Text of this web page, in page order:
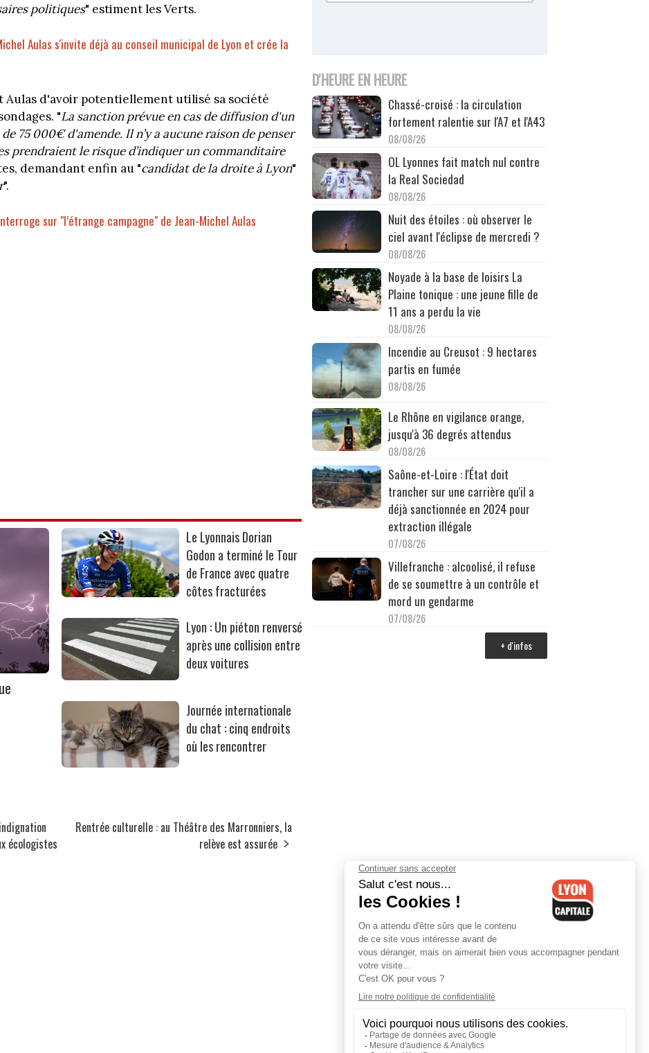
politiques" estiment les Verts.
Aulas s'invite déjà au conseil municipal de Lyon et crée la
d'avoir potentiellement utilisé sa société
"La sanction prévue en cas de diffusion d'un
75 000€ d'amende. Il n’y a aucune raison de penser
prendraient le risque d’indiquer un commanditaire
demandant enfin au "candidat de la droite à Lyon"
".
sur "l’étrange campagne" de Jean-Michel Aulas
Le Lyonnais Dorian
Godon a terminé le Tour
de France avec quatre
côtes fracturées
Lyon : Un piéton renversé
après une collision entre
deux voitures
Journée internationale
du chat : cinq endroits
où les rencontrer
écologistes
Rentrée culturelle : au Théâtre des Marronniers, la
relève est assurée
D'HEURE EN HEURE
Chassé-croisé : la circulation
fortement ralentie sur l'A7 et l'A43
08/08/26
OL Lyonnes fait match nul contre
la Real Sociedad
08/08/26
Nuit des étoiles : où observer le
ciel avant l'éclipse de mercredi ?
08/08/26
Noyade à la base de loisirs La
Plaine tonique : une jeune fille de
11 ans a perdu la vie
08/08/26
Incendie au Creusot : 9 hectares
partis en fumée
08/08/26
Le Rhône en vigilance orange,
jusqu'à 36 degrés attendus
08/08/26
Saône-et-Loire : l'État doit
trancher sur une carrière qu'il a
déjà sanctionnée en 2024 pour
extraction illégale
07/08/26
Villefranche : alcoolisé, il refuse
de se soumettre à un contrôle et
mord un gendarme
07/08/26
+ d'infos